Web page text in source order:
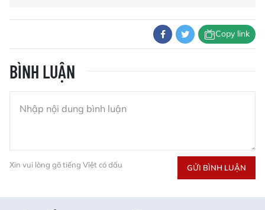
Copy link
BÌNH LUẬN
Xin vui lòng gõ tiếng Việt có dấu GỬI BÌNH LUẬN